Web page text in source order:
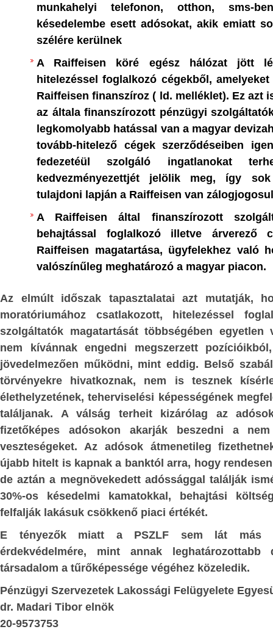
jellege: az
az ingyen
-
-
-
testvériség a
szintjén; -
a kortársak
a
–
és éhezés
a Földön
által -
ELMÉLETI
minden, az
évszázadokban.
Kétségtelenül van különbség a
tömegében viselt szerepüket
gyarmattartó és a nem gyarmattartó
között. Történelmi tény például, hogy
kaucsuk-kitermelés fokozása
század végén, 20. század elején, alig
tízmillió fekete afrikait öltek meg,
iparszerű munkavégzéshez nem
kongói fekete népességet beletörjék a
órai robotba. A magyar, lengyel,
román, szerb, horvát, stb. nép
lelkiismeretét nem terhelik ilyen
bűntettek. Ugyanakkor azzal is
lennünk, hogy közvetve a nem
országok is haszonélvezői voltak
rablásnak. Tehát magát a fehér
a felelősség a mára
következményekért: hatalmas
állandósuló szomjazásáért és éhezéséért.
Aki részvétlenül megy el emellett
mellett, az nem nevezheti magát
keresztény-keresztyén embernek.
Ez tehát a külső, de valóságos
gyorsan hozzá kell tenni,
mérhetetlenül embertelen
bűncselekményt Soros elődei
saját üzleti érdekeik szolgálatában, és
le annak hasznát.
A dollárban sokszáz-milliárdos
nagyságrendűre teszik azt a tőke-
fölött – nem csupán saját
különböző befektetési alapokban –
Soros György, azoknak a pénzhatalmi
kirakatembere, akiknek elődei
előidézték a mai embertelen
munkahelyi telefonon, otthon, sms-
késedelembe esett adósokat, akik emiatt
szélére kerülnek
A Raiffeisen köré egész hálózat jött
hitelezéssel foglalkozó cégekből,
Raiffeisen finanszíroz ( ld. melléklet). Ez azt
az általa finanszírozott pénzügyi
legkomolyabb hatással van a magyar
tovább-hitelező cégek szerződéseiben
fedezetéül szolgáló ingatlanokat
kedvezményezettjét jelölik meg, így
tulajdoni lapján a Raiffeisen van
A Raiffeisen által finanszírozott
behajtással foglalkozó illetve árverező
Raiffeisen magatartása, ügyfelekhez való
valószínűleg meghatározó a magyar piacon.
Az elmúlt időszak tapasztalatai azt mutatják,
moratóriumához csatlakozott, hitelezéssel
szolgáltatók magatartását többségében egyetlen
nem kívánnak engedni megszerzett
jövedelmezően működni, mint eddig. Belső
törvényekre hivatkoznak, nem is tesznek
élethelyzetének, teherviselési képességének
találjanak. A válság terheit kizárólag az
fizetőképes adósokon akarják beszedni a
veszteségeket. Az adósok átmenetileg
újabb hitelt is kapnak a banktól arra, hogy
de aztán a megnövekedett adóssággal találják
30%-os késedelmi kamatokkal, behajtási
felfalják lakásuk csökkenő piaci értékét.
E tényezők miatt a PSZLF sem lát más
érdekvédelmére, mint annak leghatározottabb
társadalom a tűrőképessége végéhez közeledik.
Pénzügyi Szervezetek Lakossági Felügyelete
dr. Madari Tibor elnök
20-9573753